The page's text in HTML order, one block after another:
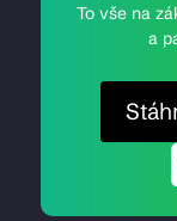
To vše na
a